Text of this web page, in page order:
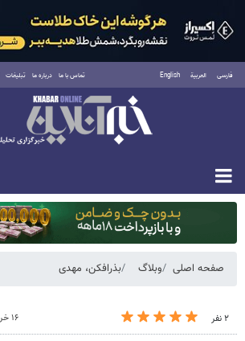
فارسی العربية English تماس با ما درباره ما تبلیغات
یکشنبه ۱۸ مرداد ۱۴۰۵
صفحه اصلی وبلاگ بذرافکن، مهدی
۲ نفر ۱۶ خرداد ۱۴۰۵ - ۰۸:۲۲